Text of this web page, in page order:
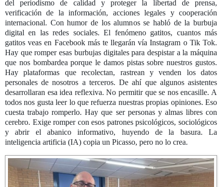
del periodismo de calidad y proteger la libertad de prensa,
verificación de la información, acciones legales y cooperación
internacional. Con humor de los alumnos se habló de la burbuja
digital en las redes sociales. El fenómeno gatitos, cuantos más
gatitos veas en Facebook más te llegarán vía Instagram o Tik Tok.
Hay que romper esas burbujas digitales para despistar a la máquina
que nos bombardea porque le damos pistas sobre nuestros gustos.
Hay plataformas que recolectan, rastrean y venden los datos
personales de nosotros a terceros. De ahí que algunos asistentes
desarrollaran esa idea reflexiva. No permitir que se nos encasille. A
todos nos gusta leer lo que refuerza nuestras propias opiniones. Eso
cuesta trabajo romperlo. Hay que ser personas y almas libres con
cerebro. Exige romper con esos patrones psicológicos, sociológicos
y abrir el abanico informativo, huyendo de la basura. La
inteligencia artificia (IA) copia un Picasso, pero no lo crea.